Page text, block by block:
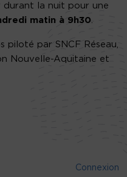
durant la nuit pour une
matin à 9h30
piloté par SNCF Réseau,
Nouvelle-Aquitaine et
Connexion